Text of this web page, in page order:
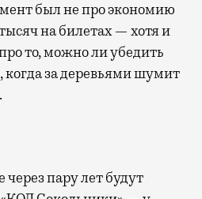
был не про экономию
на билетах — хотя и
то, можно ли убедить
когда за деревьями шумит
пару лет будут